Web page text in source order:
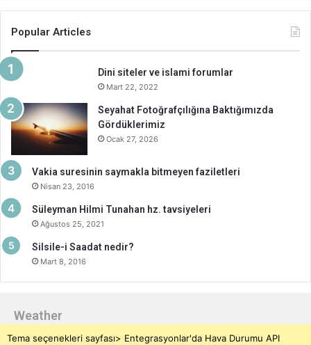
Popular Articles
Dini siteler ve islami forumlar
Mart 22, 2022
Seyahat Fotoğrafçılığına Baktığımızda
Gördüklerimiz
Ocak 27, 2026
Vakia suresinin saymakla bitmeyen faziletleri
Nisan 23, 2016
Süleyman Hilmi Tunahan hz. tavsiyeleri
Ağustos 25, 2021
Silsile-i Saadat nedir?
Mart 8, 2016
Weather
Tema seçenekleri sayfası> Entegrasyonlar'da Hava Durumu API